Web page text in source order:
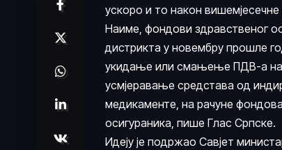
ускоро и то након вишемјесечне
Наиме, фондови здравственог
дистрикта у новембру прошле
укидање или смањење ПДВ-а на
усмјеравање средстава од
медикаменте, на рачуне
осигураника, пише Глас Српске.
Идеју је подржао Савјет